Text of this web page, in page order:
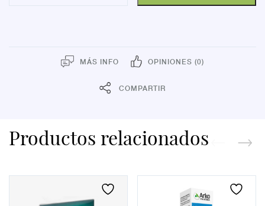
MÁS INFO OPINIONES (0)
COMPARTIR
Productos relacionados